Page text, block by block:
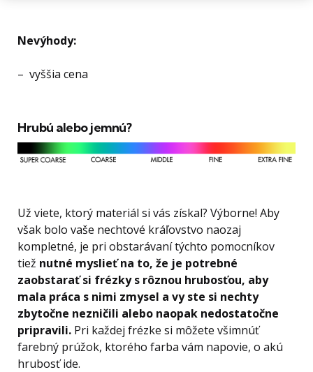
Nevýhody:
– vyššia cena
Hrubú alebo jemnú?
Už viete, ktorý materiál si vás získal? Výborne! Aby
však bolo vaše nechtové kráľovstvo naozaj
kompletné, je pri obstarávaní týchto pomocníkov
tiež nutné myslieť na to, že je potrebné
zaobstarať si frézky s rôznou hrubosťou, aby
mala práca s nimi zmysel a vy ste si nechty
zbytočne nezničili alebo naopak nedostatočne
pripravili. Pri každej frézke si môžete všimnúť
farebný prúžok, ktorého farba vám napovie, o akú
hrubosť ide.